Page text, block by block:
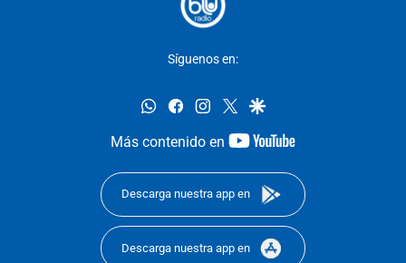
Síguenos en:
whatsappfacebookinstagram
twittergoogle
Más contenido en
youtube-
Descarga nuestra app en
Descarga nuestra app en